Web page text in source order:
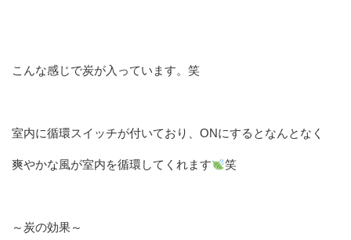
こんな感じで炭が入っています。笑
室内に循環スイッチが付いており、ONにするとなんとなく
爽やかな風が室内を循環してくれます 笑
～炭の効果～